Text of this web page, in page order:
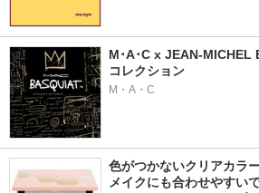
M･A･C x JEAN-MICHEL
コレクション
M・A・C
色がつかないクリアカラ
メイクにも合わせやすい